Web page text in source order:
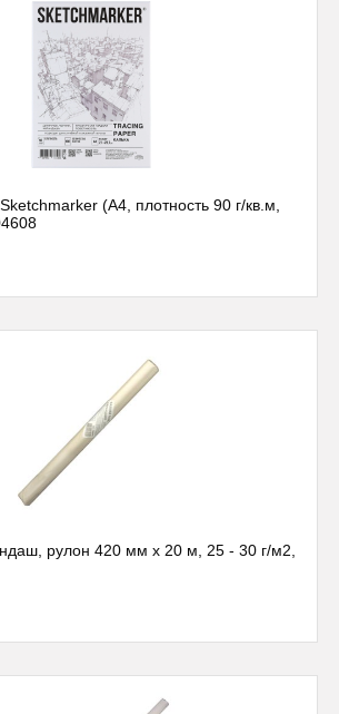
(А4, плотность 90 г/кв.м,
рулон 420 мм х 20 м, 25 - 30 г/м2,